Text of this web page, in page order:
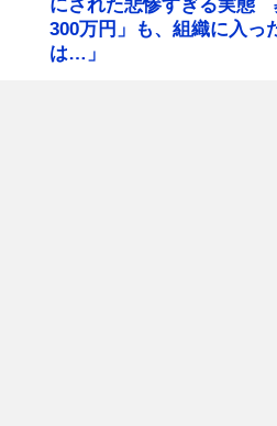
にされた悲惨すぎる実態
300万円」も、組織に入っ
は…」